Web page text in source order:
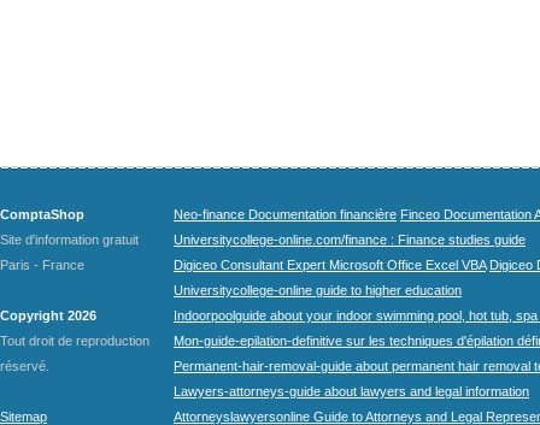
ComptaShop
Site d'information gratuit
Paris - France
Copyright 2026
Tout droit de reproduction
réservé.
Sitemap
Neo-finance Documentation financière Finceo Documentation
Universitycollege-online.com/finance : Finance studies guide
Digiceo Consultant Expert Microsoft Office Excel VBA Digiceo
Universitycollege-online guide to higher education
Indoorpoolguide about your indoor swimming pool, hot tub,
Mon-guide-epilation-definitive sur les techniques d'épilation
Permanent-hair-removal-guide about permanent hair removal
Lawyers-attorneys-guide about lawyers and legal information
Attorneyslawyersonline Guide to Attorneys and Legal